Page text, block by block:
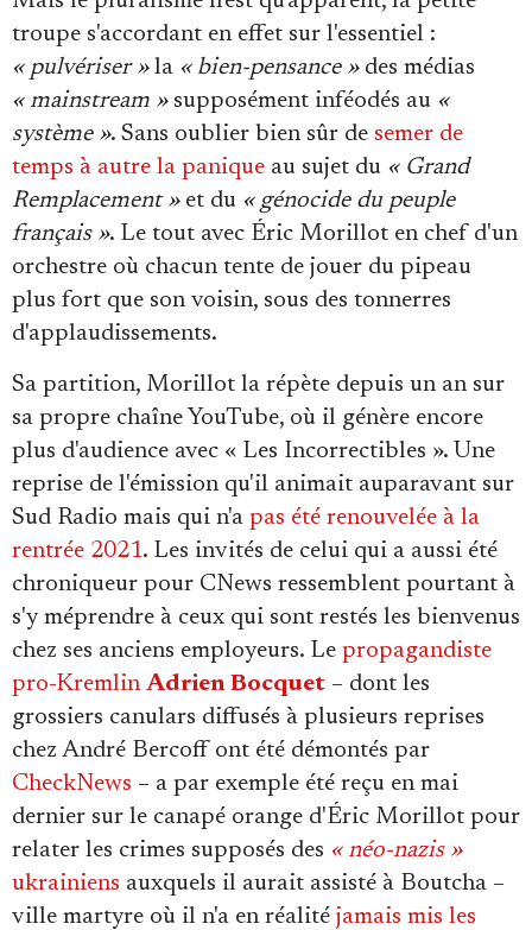
troupe s'accordant en effet sur l'essentiel :
« pulvériser »la « bien-pensance » des médias
« mainstream »supposément inféodés au «
système ». Sans oublier bien sûr de semer de
temps à autre la panique au sujet du « Grand
Remplacement »et du « génocide du peuple
français ». Le tout avec Éric Morillot en chef d'un
orchestre où chacun tente de jouer du pipeau
plus fort que son voisin, sous des tonnerres
d'applaudissements.
Sa partition, Morillot la répète depuis un an sur
sa propre chaîne YouTube, où il génère encore
plus d'audience avec « Les Incorrectibles ». Une
reprise de l'émission qu'il animait auparavant sur
Sud Radio mais qui n'a pas été renouvelée à la
rentrée 2021. Les invités de celui qui a aussi été
chroniqueur pour CNews ressemblent pourtant à
s'y méprendre à ceux qui sont restés les bienvenus
chez ses anciens employeurs. Le propagandiste
pro-Kremlin Adrien Bocquet – dont les
grossiers canulars diffusés à plusieurs reprises
chez André Bercoff ont été démontés par
CheckNews – a par exemple été reçu en mai
dernier sur le canapé orange d'Éric Morillot pour
relater les crimes supposés des « néo-nazis »
ukrainiens auxquels il aurait assisté à Boutcha –
ville martyre où il n'a en réalité jamais mis les